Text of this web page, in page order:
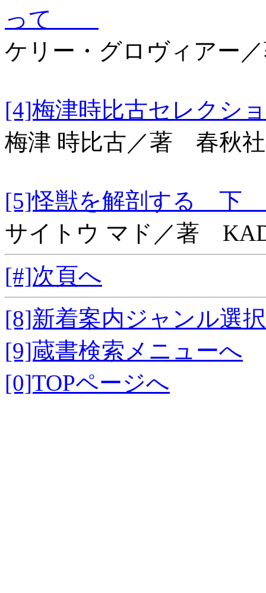
って
ケリー・グロヴィアー
[4]梅津時比古セレ
梅津 時比古／著 春秋社
[5]怪獣を解剖する
サイトウ マド／著
[#]次頁へ
[8]新着案内ジャンル選
[9]蔵書検索メニューへ
[0]TOPページへ